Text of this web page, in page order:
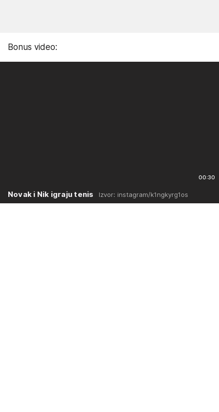
Bonus video:
00:30
Novak i Nik igraju tenis Izvor: instagram/k1ngkyrg1os